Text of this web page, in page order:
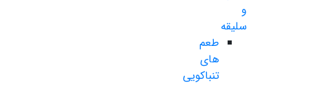
و
سلیقه
طعم
های
تنباکویی